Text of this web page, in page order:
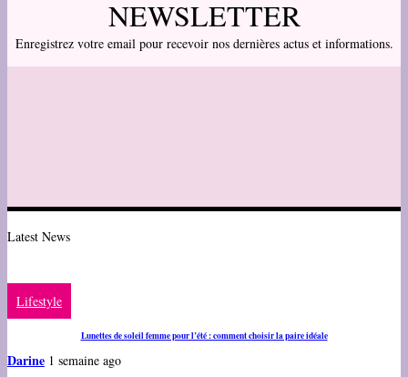
NEWSLETTER
Enregistrez votre email pour recevoir nos dernières actus et informations.
Latest News
Lifestyle
Lunettes de soleil femme pour l’été : comment choisir la paire idéale
Darine 1 semaine ago